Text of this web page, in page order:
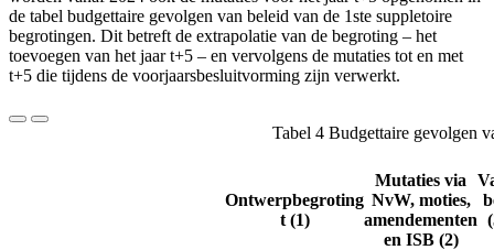
de tabel budgettaire gevolgen van beleid van de 1ste suppletoire
begrotingen. Dit betreft de extrapolatie van de begroting – het
toevoegen van het jaar t+5 – en vervolgens de mutaties tot en met
t+5 die tijdens de voorjaarsbesluitvorming zijn verwerkt.
Tabel 4 Budgettaire gevolgen
Ontwerpbegroting
t (1)
Mutaties via
NvW, moties,
amendementen
en ISB (2)